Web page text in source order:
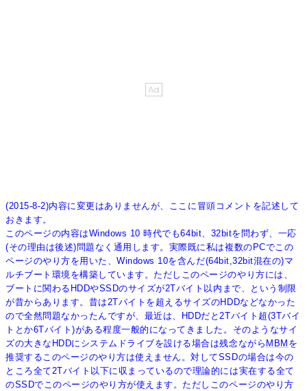
(2015-8-2)内容に変更はありませんが、ここに冒頭コメントを記述して
おきます。
このページの内容はWindows 10 時代でも64bit、32bitを問わず、一応
(その理由は後述)問題なく通用します。実際既に私は複数のPCでこの
ページのやり方を用いた、Windows 10を含んだ(64bit,32bit混在の)マ
ルチブート環境を構築しています。ただしこのページのやり方には、
ブートに関わるHDDやSSDのサイズが2Tバイト以内まで、という制限
が昔からあります。昔は2Tバイトを超えるサイズのHDDなどなかった
ので全然問題なかったんですが、最近は、HDDだと2Tバイト超(3Tバイ
トとか6Tバイト)がある程度一般的になってきました。そのようなサイ
ズの大きなHDDにシステムドライブを設ける場合は残念ながら MBM を
推奨するこのページのやり方は使えません。対してSSDの場合は今の
ところ全て2Tバイト以下に収まっているので理論的には実在する全て
のSSDでこのページのやり方が使えます。ただしこのページのやり方